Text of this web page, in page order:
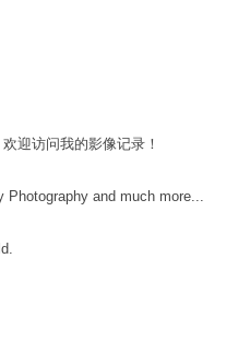
迎访问我的影像记录！
Photography and much more...